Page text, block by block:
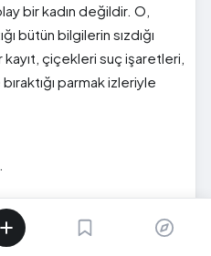
bir kadın değildir. O,
bütün bilgilerin sızdığı
kayıt, çiçekleri suç işaretleri,
parmak izleriyle
şeyleri tek başına
anda, onun hakikati